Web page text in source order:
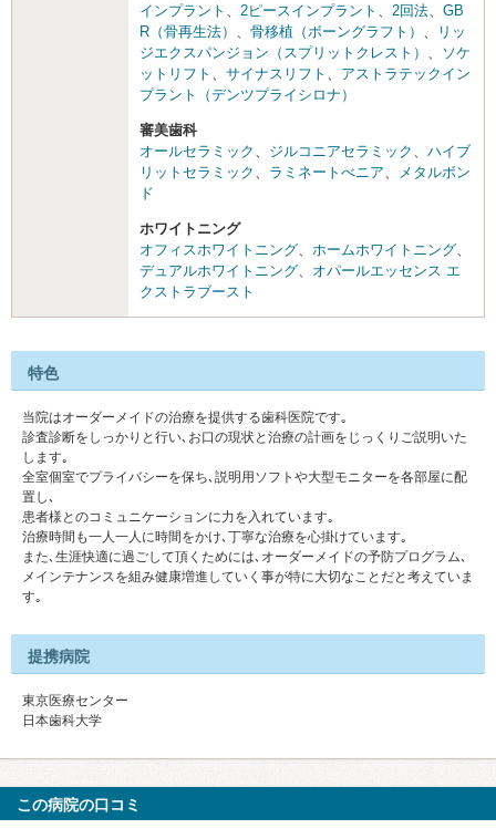
インプラント
2ピースインプラント 2回法
GB
R（骨再生法）
骨移植（ボーングラフト）
リッ
ジエクスパンジョン（スプリットクレスト）
ソケ
ットリフト
サイナスリフト
アストラテックイン
プラント（デンツプライシロナ）
審美歯科
オールセラミック
ジルコニアセラミック
ハイブ
リットセラミック
ラミネートべニア
メタルボン
ド
ホワイトニング
オフィスホワイトニング
ホームホワイトニング
デュアルホワイトニング
オパールエッセンス エ
クストラブースト
特色
当院はオーダーメイドの治療を提供する歯科医院です｡
診査診断をしっかりと行い､お口の現状と治療の計画をじっくりご説明いた
します｡
全室個室でプライバシーを保ち､説明用ソフトや大型モニターを各部屋に配
置し､
患者様とのコミュニケーションに力を入れています｡
治療時間も一人一人に時間をかけ､丁寧な治療を心掛けています｡
また､生涯快適に過ごして頂くためには､オーダーメイドの予防プログラム､
メインテナンスを組み健康増進していく事が特に大切なことだと考えていま
す｡
提携病院
東京医療センター
日本歯科大学
この病院の口コミ